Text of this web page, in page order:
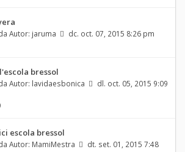
Autor: jaruma
dc. oct. 07, 2015 8:26 pm
bressol
Autor: lavidaesbonica
dl. oct. 05, 2015 9:09
escola bressol
Autor: MamiMestra
dt. set. 01, 2015 7:48